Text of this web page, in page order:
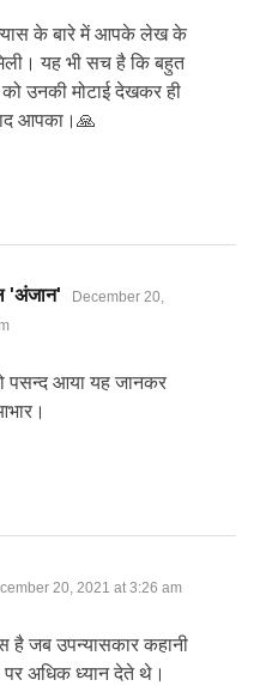
के बारे में आपके लेख के
यह भी सच है कि बहुत
को उनकी मोटाई देखकर ही
आपका।🙏
'अंजान' says:
December 20,
आया यह जानकर
20, 2021 at 3:26 am
है जब उपन्यासकार कहानी
अधिक ध्यान देते थे।